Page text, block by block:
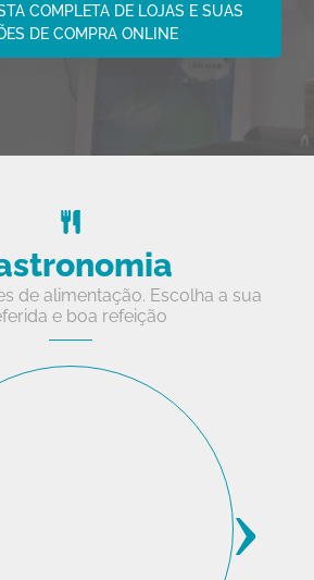
COMPLETA DE LOJAS E SUAS
DE COMPRA ONLINE
de alimentação. Escolha a sua
e boa refeição
›